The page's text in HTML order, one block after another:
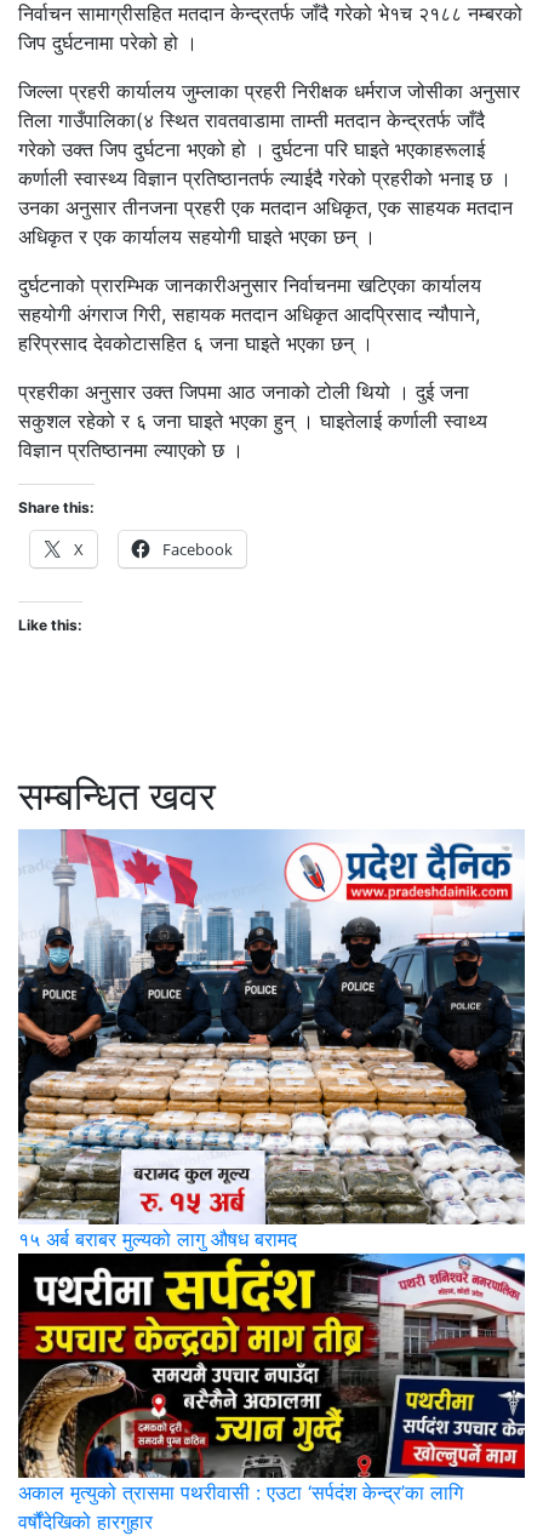
निर्वाचन सामाग्रीसहित मतदान केन्द्रतर्फ जाँदै गरेको भे१च २१८८ नम्बरको
जिप दुर्घटनामा परेको हो ।
जिल्ला प्रहरी कार्यालय जुम्लाका प्रहरी निरीक्षक धर्मराज जोसीका अनुसार
तिला गाउँपालिका(४ स्थित रावतवाडामा ताम्ती मतदान केन्द्रतर्फ जाँदै
गरेको उक्त जिप दुर्घटना भएको हो । दुर्घटना परि घाइते भएकाहरूलाई
कर्णाली स्वास्थ्य विज्ञान प्रतिष्ठानतर्फ ल्याईदै गरेको प्रहरीको भनाइ छ ।
उनका अनुसार तीनजना प्रहरी एक मतदान अधिकृत, एक साहयक मतदान
अधिकृत र एक कार्यालय सहयोगी घाइते भएका छन् ।
दुर्घटनाको प्रारम्भिक जानकारीअनुसार निर्वाचनमा खटिएका कार्यालय
सहयोगी अंगराज गिरी, सहायक मतदान अधिकृत आदप्रिसाद न्यौपाने,
हरिप्रसाद देवकोटासहित ६ जना घाइते भएका छन् ।
प्रहरीका अनुसार उक्त जिपमा आठ जनाको टोली थियो । दुई जना
सकुशल रहेको र ६ जना घाइते भएका हुन् । घाइतेलाई कर्णाली स्वाथ्य
विज्ञान प्रतिष्ठानमा ल्याएको छ ।
Share this:
X Facebook
Like this:
सम्बन्धित खवर
१५ अर्ब बराबर मुल्यको लागु औषध बरामद
अकाल मृत्युको त्रासमा पथरीवासी : एउटा ‘सर्पदंश केन्द्र’का लागि
वर्षौंदेखिको हारगुहार